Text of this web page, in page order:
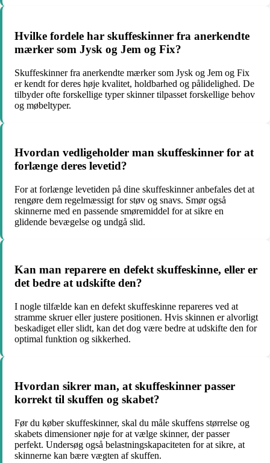
Hvilke fordele har skuffeskinner fra anerkendte
mærker som Jysk og Jem og Fix?
Skuffeskinner fra anerkendte mærker som Jysk og Jem og Fix
er kendt for deres høje kvalitet, holdbarhed og pålidelighed. De
tilbyder ofte forskellige typer skinner tilpasset forskellige behov
og møbeltyper.
Hvordan vedligeholder man skuffeskinner for at
forlænge deres levetid?
For at forlænge levetiden på dine skuffeskinner anbefales det at
rengøre dem regelmæssigt for støv og snavs. Smør også
skinnerne med en passende smøremiddel for at sikre en
glidende bevægelse og undgå slid.
Kan man reparere en defekt skuffeskinne, eller er
det bedre at udskifte den?
I nogle tilfælde kan en defekt skuffeskinne repareres ved at
stramme skruer eller justere positionen. Hvis skinnen er alvorligt
beskadiget eller slidt, kan det dog være bedre at udskifte den for
optimal funktion og sikkerhed.
Hvordan sikrer man, at skuffeskinner passer
korrekt til skuffen og skabet?
Før du køber skuffeskinner, skal du måle skuffens størrelse og
skabets dimensioner nøje for at vælge skinner, der passer
perfekt. Undersøg også belastningskapaciteten for at sikre, at
skinnerne kan bære vægten af skuffen.